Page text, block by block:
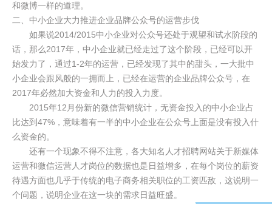
和微博一样的道理。
二、中小企业大力推进企业品牌公众号的运营步伐
如果说2014/2015中小企业对公众号还处于观望和试水阶段的
话，那么2017年，中小企业就已经走过了这个阶段，已经可以开
始发力了，通过1-2年的运营，已经发现了其中的甜头，一大批中
小企业会跟风般的一拥而上，已经在运营的企业品牌公众号，在
2017年必然加大资金和人力的投入力度。
2015年12月份新的微信营销统计，无资金投入的中小企业占
比达到47%，意味着有一半的中小企业在公众号上面是没有投入什
么资金的。
还有一个现象不得不注意，各大知名人才招聘网站关于新媒体
运营和微信运营人才岗位的数据也是日益增多，在每个岗位的薪资
待遇方面也几乎于传统的电子商务相关职位的工资匹敌，这说明一
个问题，说明企业在这一块的需求日益旺盛。